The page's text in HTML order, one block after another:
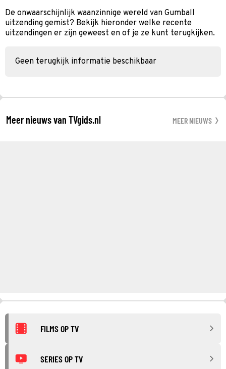
De onwaarschijnlijk waanzinnige wereld van Gumball
uitzending gemist? Bekijk hieronder welke recente
uitzendingen er zijn geweest en of je ze kunt terugkijken.
Geen terugkijk informatie beschikbaar
Meer nieuws van TVgids.nl MEER NIEUWS
FILMS OP TV
SERIES OP TV